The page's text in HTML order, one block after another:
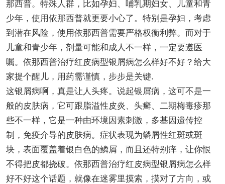
那西普。特殊人群，比如孕妇、哺乳期妇女、儿童和青
少年，使用依那西普就更要小心了。特别是孕妇，考虑
到潜在风险，使用依那西普需要严格权衡利弊。而对于
儿童和青少年，剂量可能和成人不一样，一定要遵医
嘱。依那西普治疗红皮病型银屑病怎么样好不好？给大
家提个醒儿，用药需谨慎，步步是关键.
这银屑病啊，真是让人头疼。说起银屑病，这可不是一
般的皮肤病，它可跟脂溢性皮炎、头癣、二期梅毒疹那
些不一样，它是一种由环境因素刺激，多基因遗传控
制，免疫介导的皮肤病。症状表现为鳞屑性红斑或斑
块，表面覆盖着银白色的鳞屑，而且还特别痒，让你恨
不得把皮都挠破。依那西普治疗红皮病型银屑病怎么样
好不好这个话题，就像在迷雾里摸索，摸对了方向，或